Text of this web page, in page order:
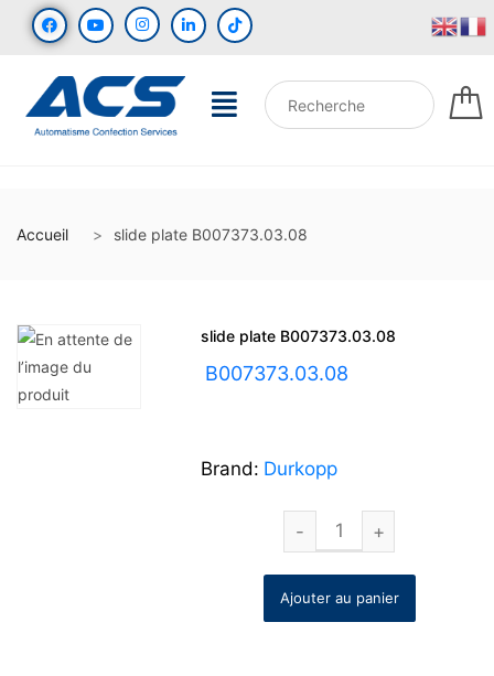
Accueil slide plate B007373.03.08
slide plate B007373.03.08
B007373.03.08
Brand: Durkopp
Ajouter au panier